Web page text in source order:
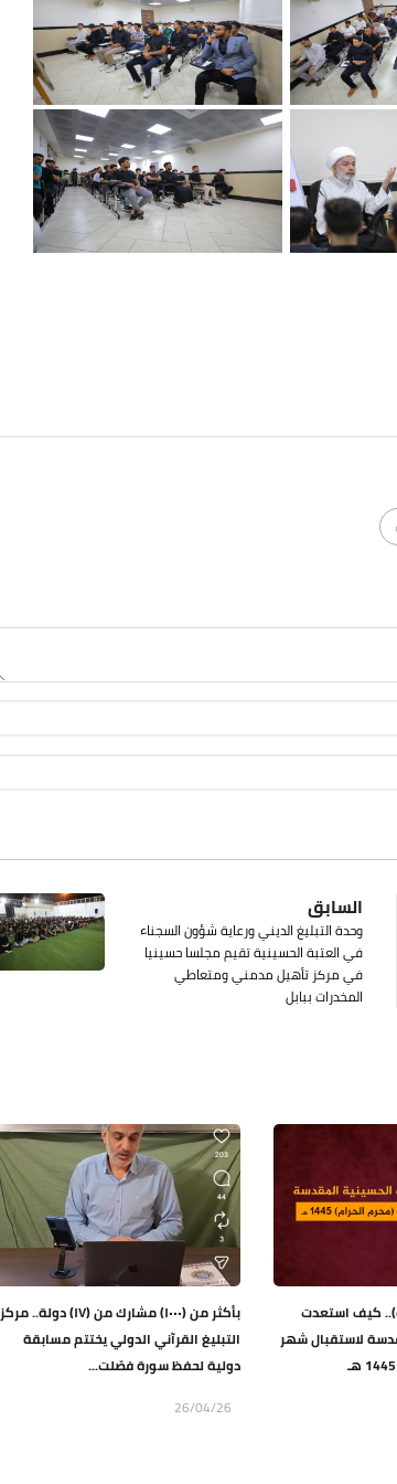
السابق
وحدة التبليغ الديني ورعاية شؤون السجناء
في العتبة الحسينية تقيم مجلسا حسينيا
في مركز تأهيل مدمني ومتعاطي
المخدرات ببابل
كيف استعدت
لاستقبال شهر
بأكثر من (١٠٠٠) مشارك من (١٧) دولة.. مركز
التبليغ القرآني الدولي يختتم مسابقة
دولية لحفظ سورة فصّلت...
26/04/26